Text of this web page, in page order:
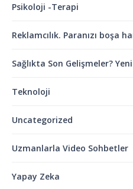
Psikoloji -Terapi
Reklamcılık. Paranızı boşa
Sağlıkta Son Gelişmeler?
Teknoloji
Uncategorized
Uzmanlarla Video Sohbetler
Yapay Zeka